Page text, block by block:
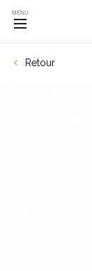
MENU
Retour